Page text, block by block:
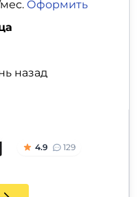
Оформить
назад
4.9 129